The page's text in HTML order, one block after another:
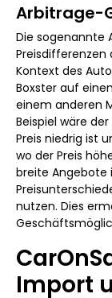
Arbitrage-
Die sogenannte
Kontext des
Boxster auf
einem anderen
Beispiel wäre
Preis niedrig ist
wo der Preis
breite Angebote
nutzen. Dies
Import